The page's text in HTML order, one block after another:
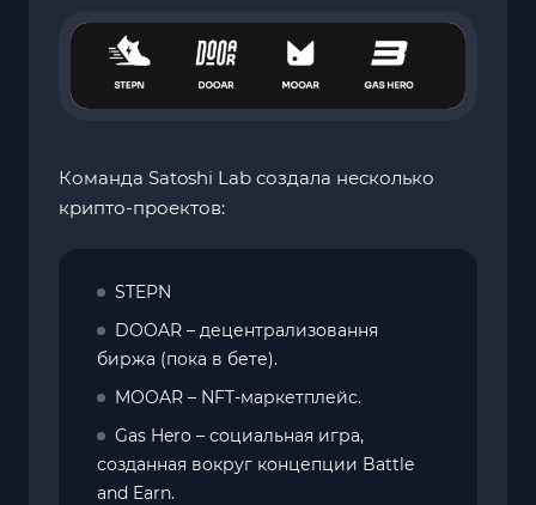
Команда Satoshi Lab создала несколько
крипто-проектов:
STEPN
DOOAR – децентрализовання
биржа (пока в бете).
MOOAR – NFT-маркетплейс.
Gas Hero – социальная игра,
созданная вокруг концепции Battle
and Earn.